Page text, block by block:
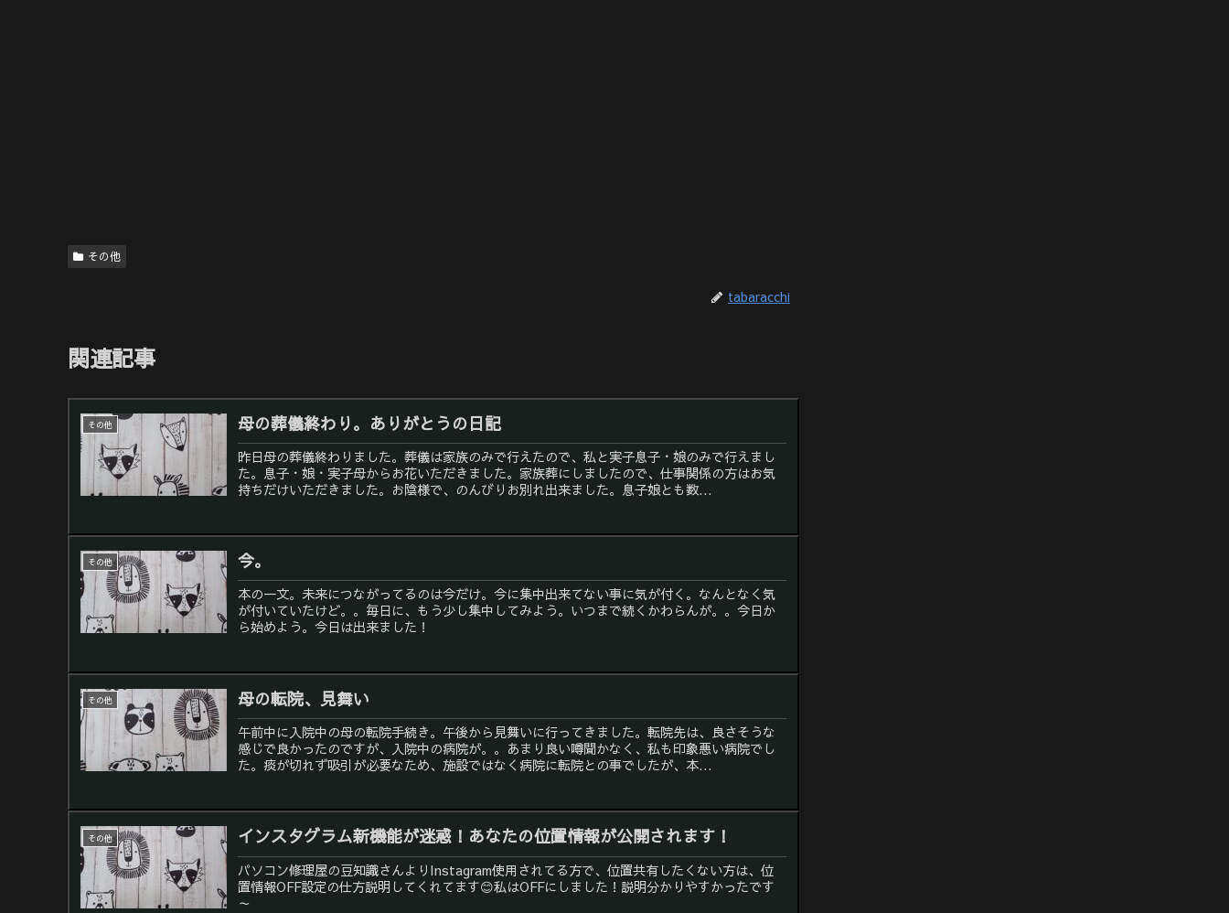
その他
tabaracchi
関連記事
その他 母の葬儀終わり。ありがとうの日記
昨日母の葬儀終わりました。葬儀は家族のみで行えたので、私と実子息子・娘のみで行えまし
た。息子・娘・実子母からお花いただきました。家族葬にしましたので、仕事関係の方はお気
持ちだけいただきました。お陰様で、のんびりお別れ出来ました。息子娘とも数...
その他 今。
本の一文。未来につながってるのは今だけ。今に集中出来てない事に気が付く。なんとなく気
が付いていたけど。。毎日に、もう少し集中してみよう。いつまで続くかわらんが。。今日か
ら始めよう。今日は出来ました！
その他 母の転院、見舞い
午前中に入院中の母の転院手続き。午後から見舞いに行ってきました。転院先は、良さそうな
感じで良かったのですが、入院中の病院が。。あまり良い噂聞かなく、私も印象悪い病院でし
た。痰が切れず吸引が必要なため、施設ではなく病院に転院との事でしたが、本...
その他 インスタグラム新機能が迷惑！あなたの位置情報が公開されます！
パソコン修理屋の豆知識さんよりInstagram使用されてる方で、位置共有したくない方は、位
置情報OFF設定の仕方説明してくれてます😊私はOFFにしました！説明分かりやすかったです
～